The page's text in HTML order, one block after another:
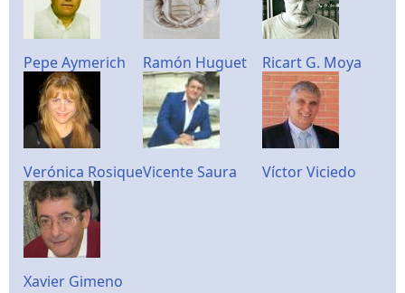
Pepe Aymerich Ramón Huguet Ricart G. Moya
Verónica RosiqueVicente Saura Víctor Viciedo
Xavier Gimeno